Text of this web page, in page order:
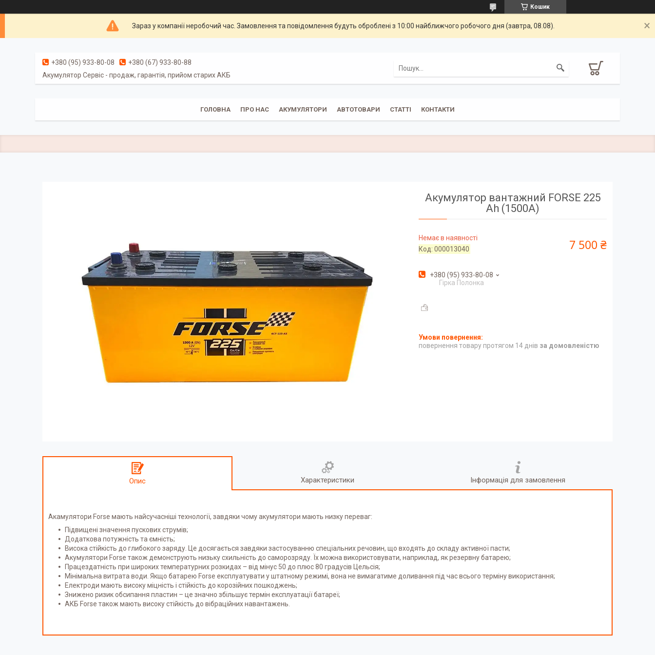
Кошик
Зараз у компанії неробочий час. Замовлення та повідомлення будуть оброблені з 10:00 найближчого робочого дня (завтра, 08.08).
+380 (95) 933-80-08
+380 (67) 933-80-88
Акумулятор Сервіс - продаж, гарантія, прийом старих АКБ
ГОЛОВНА ПРО НАС АКУМУЛЯТОРИ АВТОТОВАРИ СТАТТІ КОНТАКТИ
Акумулятор вантажний FORSE 225
Ah (1500А)
Немає в наявності
Код:000013040 7 500 ₴
+380 (95) 933-80-08
Гірка Полонка
повернення товару протягом 14 днів за домовленістю
Опис Характеристики Інформація для замовлення
Акамулятори Forse мають найсучасніші технології, завдяки чому акумулятори мають низку переваг:
Підвищені значення пускових струмів;
Додаткова потужність та ємність;
Висока стійкість до глибокого заряду. Це досягається завдяки застосуванню спеціальних речовин, що входять до складу активної пасти;
Акумулятори Forse також демонструють низьку схильність до саморозряду. Їх можна використовувати, наприклад, як резервну батарею;
Працездатність при широких температурних розкидах – від мінус 50 до плюс 80 градусів Цельсія;
Мінімальна витрата води. Якщо батарею Forse експлуатувати у штатному режимі, вона не вимагатиме доливання під час всього терміну використання;
Електроди мають високу міцність і стійкість до корозійних пошкоджень;
Знижено ризик обсипання пластин – це значно збільшує термін експлуатації батареї;
АКБ Forse також мають високу стійкість до вібраційних навантажень.